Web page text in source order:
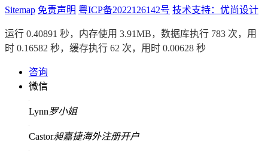
Sitemap 免责声明 粤ICP备2022126142号 技术支持：优尚设计
运行 0.40891 秒，内存使用 3.91MB，数据库执行 783 次，用
时 0.16582 秒，缓存执行 62 次，用时 0.00628 秒
咨询
微信
Lynn罗小姐
Castor昶嘉捷海外注册开户